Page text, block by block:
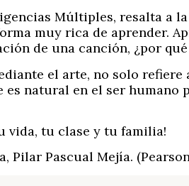
Múltiples, resalta a
muy rica de aprender.
de una canción, ¿por qué
el arte, no solo
natural en el ser humano
vida, tu clase y tu familia!
Pilar Pascual Mejía.